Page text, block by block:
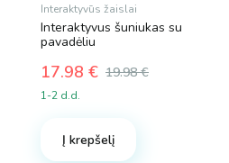
Interaktyvūs žaislai
Interaktyvus šuniukas su
pavadėliu
19.98€
Original
price
19.98 €.
17.98 €
Current
price
17.98 €.
1-2 d.d.
Į krepšelį